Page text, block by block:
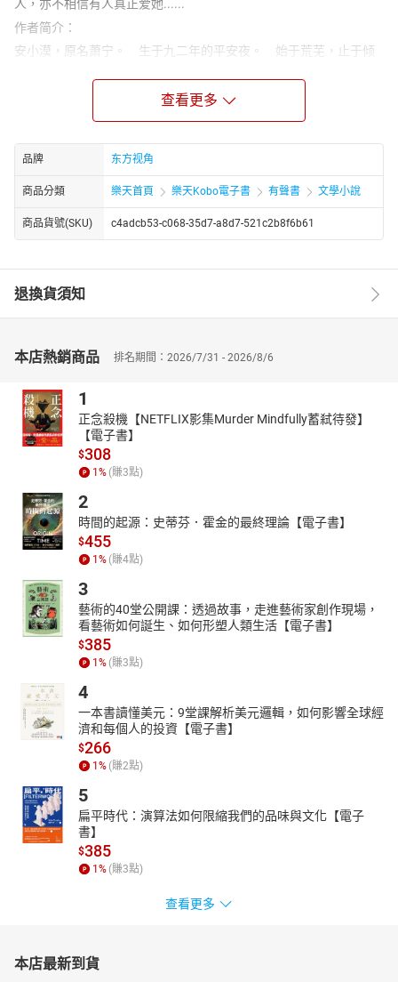
人，亦不相信有人真正爱她......
作者简介：
安小漠，原名萧宁。 生于九二年的平安夜。 始于荒芜，止于倾
温暖破碎的时光。 用几个词来概述现在的简单生活。 书、咖
啡、音乐、文字、旅行、摄影、零食、睡眠、冷暖自知。 一直有
醒的模样。 与陌生人很言拙，与熟知的人又可以肆无忌惮地诉
说。 固执地相信，不变的是初颜。 也相信，终有一天彼岸花
开，良人来。 04年末写文至今。 短文散见于《星光》《含羞
草》《漫Girl》《火花》《80后》《简爱》等青春类杂志。 已出版
长篇《假若夏天不再纯白》。
查看更多
品牌 东方视角
商品分類 樂天首頁 樂天Kobo電子書 有聲書 文學小說
商品貨號(SKU) c4adcb53-c068-35d7-a8d7-521c2b8f6b61
退換貨須知
本店熱銷商品 排名期間：2026/7/31 - 2026/8/6
1
正念殺機【NETFLIX影集Murder Mindfully蓄弒待發】
【電子書】
$308
1 % (賺3點)
2
時間的起源：史蒂芬．霍金的最終理論【電子書】
$455
1 % (賺4點)
3
藝術的40堂公開課：透過故事，走進藝術家創作現場，
看藝術如何誕生、如何形塑人類生活【電子書】
$385
1 % (賺3點)
4
一本書讀懂美元：9堂課解析美元邏輯，如何影響全球經
濟和每個人的投資【電子書】
$266
1 % (賺2點)
5
扁平時代：演算法如何限縮我們的品味與文化【電子
書】
$385
1 % (賺3點)
查看更多
本店最新到貨